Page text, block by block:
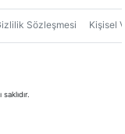
Sözleşmesi Kişisel